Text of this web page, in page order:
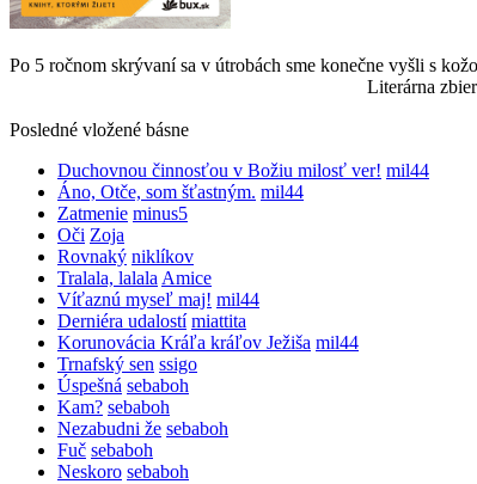
Po 5 ročnom skrývaní sa v útrobách sme konečne vyšli s
Literárna
Posledné vložené básne
Duchovnou činnosťou v Božiu milosť ver! mil44
Áno, Otče, som šťastným. mil44
Zatmenie minus5
Oči Zoja
Rovnaký niklíkov
Tralala, lalala Amice
Víťaznú myseľ maj! mil44
Derniéra udalostí miattita
Korunovácia Kráľa kráľov Ježiša mil44
Trnafský sen ssigo
Úspešná sebaboh
Kam? sebaboh
Nezabudni že sebaboh
Fuč sebaboh
Neskoro sebaboh